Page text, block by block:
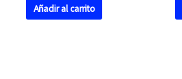
Añadir al carrito